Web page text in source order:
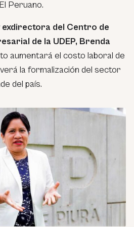
Peruano.
exdirectora del Centro de
de la UDEP, Brenda
aumentará el costo laboral de
la formalización del sector
del país.